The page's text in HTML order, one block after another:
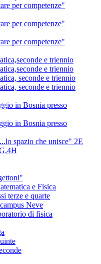
per competenze"
per competenze"
per competenze"
e triennio
e triennio
seconde e triennio
seconde e triennio
in Bosnia presso
in Bosnia presso
spazio che unisce" 2E
e Fisica
terze e quarte
Neve
di fisica